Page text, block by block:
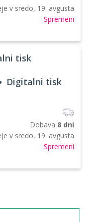
v sredo, 19. avgusta
Spremeni
tisk
Digitalni tisk
Dobava 8 dni
v sredo, 19. avgusta
Spremeni